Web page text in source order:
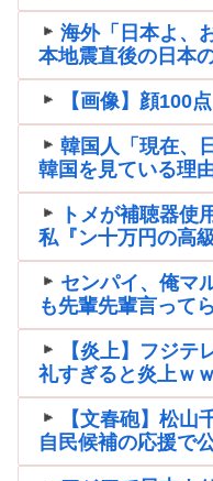
海外「日本よ、
本地震直後の日本
【画像】顔100
韓国人「現在、
韓国を見ている理
トメが補聴器使
私『ン十万円の高
センパイ、俺マ
も先輩先輩言って
【炎上】フジテ
礼すぎると炎上ｗ
【文春砲】松
自民候補の応援で